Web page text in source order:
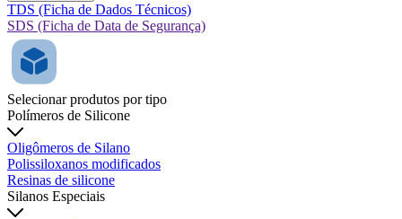
TDS (Ficha de Dados Técnicos)
SDS (Ficha de Data de Segurança)
Selecionar produtos por tipo
Polímeros de Silicone
Oligômeros de Silano
Polissiloxanos modificados
Resinas de silicone
Silanos Especiais